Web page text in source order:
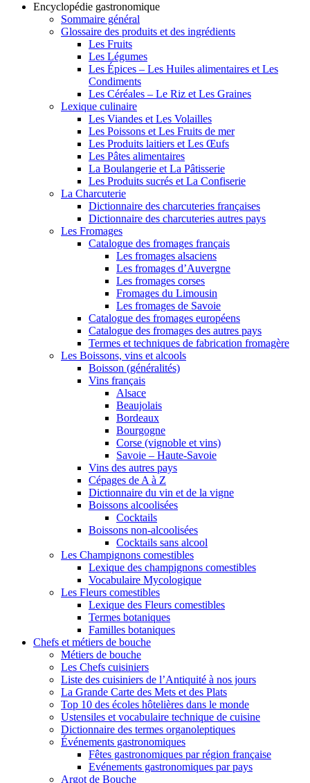
Encyclopédie gastronomique
Sommaire général
Glossaire des produits et des ingrédients
Les Fruits
Les Légumes
Les Épices – Les Huiles alimentaires et Les
Condiments
Les Céréales – Le Riz et Les Graines
Lexique culinaire
Les Viandes et Les Volailles
Les Poissons et Les Fruits de mer
Les Produits laitiers et Les Œufs
Les Pâtes alimentaires
La Boulangerie et La Pâtisserie
Les Produits sucrés et La Confiserie
La Charcuterie
Dictionnaire des charcuteries françaises
Dictionnaire des charcuteries autres pays
Les Fromages
Catalogue des fromages français
Les fromages alsaciens
Les fromages d’Auvergne
Les fromages corses
Fromages du Limousin
Les fromages de Savoie
Catalogue des fromages européens
Catalogue des fromages des autres pays
Termes et techniques de fabrication fromagère
Les Boissons, vins et alcools
Boisson (généralités)
Vins français
Alsace
Beaujolais
Bordeaux
Bourgogne
Corse (vignoble et vins)
Savoie – Haute-Savoie
Vins des autres pays
Cépages de A à Z
Dictionnaire du vin et de la vigne
Boissons alcoolisées
Cocktails
Boissons non-alcoolisées
Cocktails sans alcool
Les Champignons comestibles
Lexique des champignons comestibles
Vocabulaire Mycologique
Les Fleurs comestibles
Lexique des Fleurs comestibles
Termes botaniques
Familles botaniques
Chefs et métiers de bouche
Métiers de bouche
Les Chefs cuisiniers
Liste des cuisiniers de l’Antiquité à nos jours
La Grande Carte des Mets et des Plats
Top 10 des écoles hôtelières dans le monde
Ustensiles et vocabulaire technique de cuisine
Dictionnaire des termes organoleptiques
Événements gastronomiques
Fêtes gastronomiques par région française
Evénements gastronomiques par pays
Argot de Bouche